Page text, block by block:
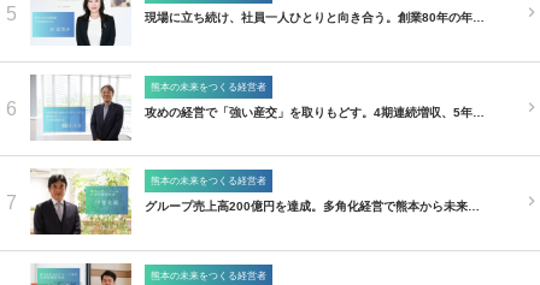
5 現場に立ち続け、社員一人ひとりと向き合う。創業80年の年…
6
熊本の未来をつくる経営者
攻めの経営で「強い産交」を取りもどす。4期連続増収、5年…
7
熊本の未来をつくる経営者
グループ売上高200億円を達成。多角化経営で熊本から未来…
熊本の未来をつくる経営者